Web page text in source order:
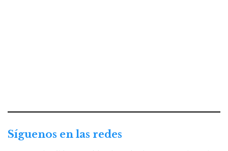
Síguenos en las redes